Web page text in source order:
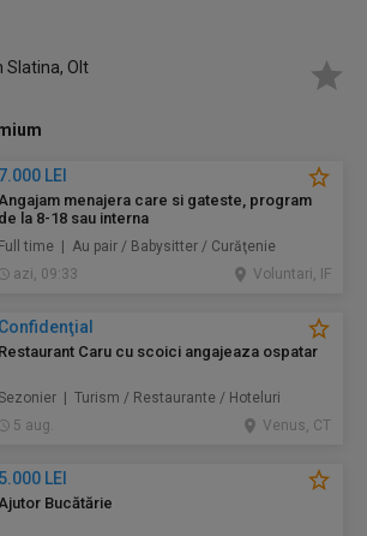
Slatina, Olt
7.000 LEI
menajera care si gateste, program
de la 8-18 sau interna
Full time | Au pair / Babysitter / Curăţenie
azi, 09:33
Voluntari, IF
Confidenţial
Restaurant Caru cu scoici angajeaza ospatar
| Turism / Restaurante / Hoteluri
5 aug.
Venus, CT
5.000 LEI
Bucătărie